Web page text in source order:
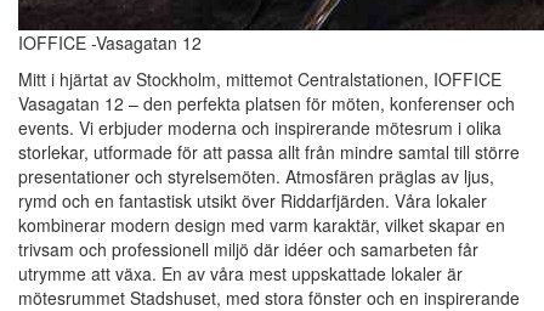
IOFFICE -Vasagatan 12
Mitt i hjärtat av Stockholm, mittemot Centralstationen, IOFFICE
Vasagatan 12 – den perfekta platsen för möten, konferenser och
events. Vi erbjuder moderna och inspirerande mötesrum i olika
storlekar, utformade för att passa allt från mindre samtal till större
presentationer och styrelsemöten. Atmosfären präglas av ljus,
rymd och en fantastisk utsikt över Riddarfjärden. Våra lokaler
kombinerar modern design med varm karaktär, vilket skapar en
trivsam och professionell miljö där idéer och samarbeten får
utrymme att växa. En av våra mest uppskattade lokaler är
mötesrummet Stadshuset, med stora fönster och en inspirerande